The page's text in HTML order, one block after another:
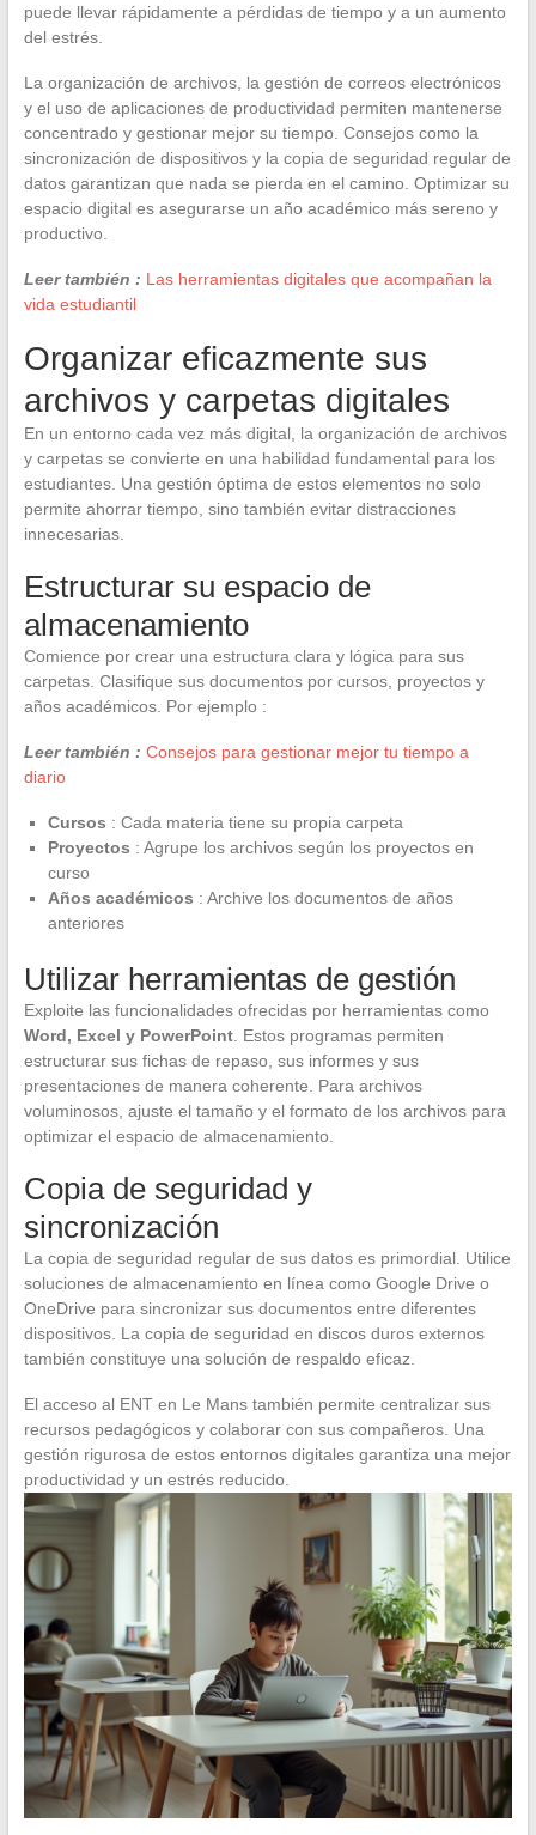
puede llevar rápidamente a pérdidas de tiempo y a un aumento
del estrés.
La organización de archivos, la gestión de correos electrónicos
y el uso de aplicaciones de productividad permiten mantenerse
concentrado y gestionar mejor su tiempo. Consejos como la
sincronización de dispositivos y la copia de seguridad regular de
datos garantizan que nada se pierda en el camino. Optimizar su
espacio digital es asegurarse un año académico más sereno y
productivo.
Leer también : Las herramientas digitales que acompañan la
vida estudiantil
Organizar eficazmente sus
archivos y carpetas digitales
En un entorno cada vez más digital, la organización de archivos
y carpetas se convierte en una habilidad fundamental para los
estudiantes. Una gestión óptima de estos elementos no solo
permite ahorrar tiempo, sino también evitar distracciones
innecesarias.
Estructurar su espacio de
almacenamiento
Comience por crear una estructura clara y lógica para sus
carpetas. Clasifique sus documentos por cursos, proyectos y
años académicos. Por ejemplo :
Leer también : Consejos para gestionar mejor tu tiempo a
diario
Cursos : Cada materia tiene su propia carpeta
Proyectos : Agrupe los archivos según los proyectos en
curso
Años académicos : Archive los documentos de años
anteriores
Utilizar herramientas de gestión
Exploite las funcionalidades ofrecidas por herramientas como
Word, Excel y PowerPoint. Estos programas permiten
estructurar sus fichas de repaso, sus informes y sus
presentaciones de manera coherente. Para archivos
voluminosos, ajuste el tamaño y el formato de los archivos para
optimizar el espacio de almacenamiento.
Copia de seguridad y
sincronización
La copia de seguridad regular de sus datos es primordial. Utilice
soluciones de almacenamiento en línea como Google Drive o
OneDrive para sincronizar sus documentos entre diferentes
dispositivos. La copia de seguridad en discos duros externos
también constituye una solución de respaldo eficaz.
El acceso al ENT en Le Mans también permite centralizar sus
recursos pedagógicos y colaborar con sus compañeros. Una
gestión rigurosa de estos entornos digitales garantiza una mejor
productividad y un estrés reducido.